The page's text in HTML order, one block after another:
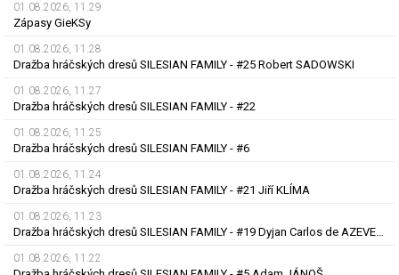
01.08.2026, 11.29
Zápasy GieKSy
01.08.2026, 11.28
Dražba hráčských dresů SILESIAN FAMILY - #25 Robert SADOWSKI
01.08.2026, 11.27
Dražba hráčských dresů SILESIAN FAMILY - #22
01.08.2026, 11.25
Dražba hráčských dresů SILESIAN FAMILY - #6
01.08.2026, 11.24
Dražba hráčských dresů SILESIAN FAMILY - #21 Jiří KLÍMA
01.08.2026, 11.23
Dražba hráčských dresů SILESIAN FAMILY - #19 Dyjan Carlos de AZEVEDO
01.08.2026, 11.22